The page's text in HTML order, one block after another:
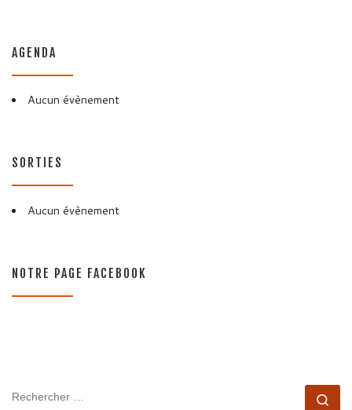
AGENDA
Aucun évènement
SORTIES
Aucun évènement
NOTRE PAGE FACEBOOK
RECHERCHER